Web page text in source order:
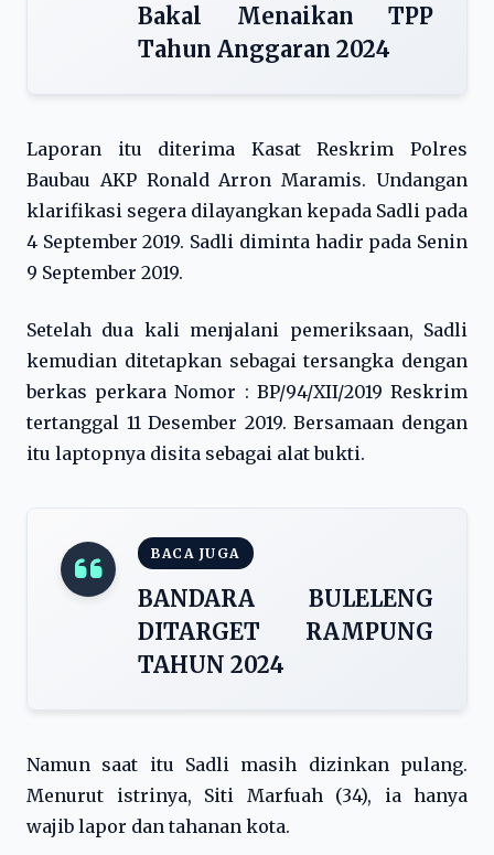
Bakal Menaikan TPP
Tahun Anggaran 2024
Laporan itu diterima Kasat Reskrim Polres
Baubau AKP Ronald Arron Maramis. Undangan
klarifikasi segera dilayangkan kepada Sadli pada
4 September 2019. Sadli diminta hadir pada Senin
9 September 2019.
Setelah dua kali menjalani pemeriksaan, Sadli
kemudian ditetapkan sebagai tersangka dengan
berkas perkara Nomor : BP/94/XII/2019 Reskrim
tertanggal 11 Desember 2019. Bersamaan dengan
itu laptopnya disita sebagai alat bukti.
BACA JUGA
BANDARA BULELENG
DITARGET RAMPUNG
TAHUN 2024
Namun saat itu Sadli masih dizinkan pulang.
Menurut istrinya, Siti Marfuah (34), ia hanya
wajib lapor dan tahanan kota.